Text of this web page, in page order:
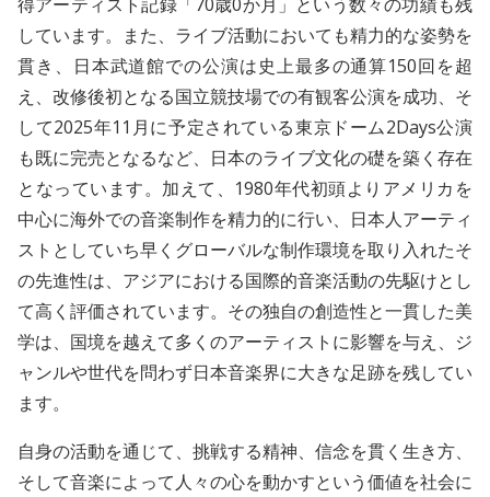
しています。また、ライブ活動においても精力的な姿勢を
貫き、日本武道館での公演は史上最多の通算150回を超
え、改修後初となる国立競技場での有観客公演を成功、そ
して2025年11月に予定されている東京ドーム2Days公演
も既に完売となるなど、日本のライブ文化の礎を築く存在
となっています。加えて、1980年代初頭よりアメリカを
中心に海外での音楽制作を精力的に行い、日本人アーティ
ストとしていち早くグローバルな制作環境を取り入れたそ
の先進性は、アジアにおける国際的音楽活動の先駆けとし
て高く評価されています。その独自の創造性と一貫した美
学は、国境を越えて多くのアーティストに影響を与え、ジ
ャンルや世代を問わず日本音楽界に大きな足跡を残してい
ます。
自身の活動を通じて、挑戦する精神、信念を貫く生き方、
そして音楽によって人々の心を動かすという価値を社会に